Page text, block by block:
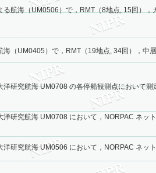
る航海（UM0506）で，RMT（8地点, 15回），
海（UM0405）で，RMT（19地点, 34回），中
洋研究航海 UM0708 の各停船観測点において測
洋研究航海 UM0708 において，NORPAC ネッ
洋研究航海 UM0506 において，NORPAC ネッ